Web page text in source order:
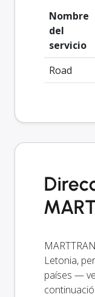
Nombre
del
servicio
Road
Letonia,
países —